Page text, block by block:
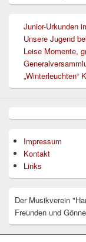
Junior-Urkunden
Unsere Jugend
Leise Momente,
„Winterleuchten“
Impressum
Kontakt
Links
Der Musikverein
Freunden und